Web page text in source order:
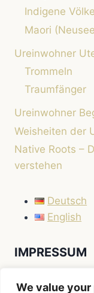
We value
Indigene
Maori
Ureinwohner
Trommeln
Traumfänger
Ureinwohner
Weisheiten der
Native Roots –
verstehen
Deutsch
English
IMPRESSUM